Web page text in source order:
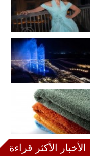
الأخبار الأكثر قراءة